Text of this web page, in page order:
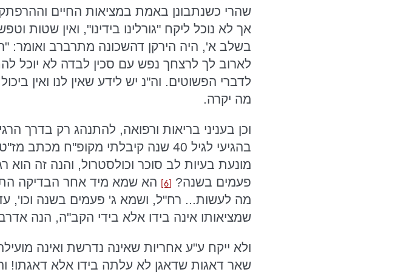
שהרי כשנתבונן באמת במציאות החיים
אך לא נוכל ליקח "גורלינו בידינו", ואין שטות
בשלב א', היה הירקן דהשכונה מתרברב ואומר:
לארוב לך לרצחך נפש עם סכין לבדה לא יוכל
לדברי הפשוטים. וה"נ יש לידע שאין לנו ואין
מה יקרה.
וכן בעניני בריאות ורפואה, להתנהג רק בדרך
בהגיעי לגיל 40 שנה קיבלתי
מונעת בעיות לב סוכר וכולסטרול, והנה זה
פעמים בשנה?
[6]
הא שמא מיד אחר הבדיקה
מה לעשות... רח"ל, ושמא ג' פעמים בשנה וכו',
שמציאותו אינה בידו אלא בידי הקב"ה, הנה
ולא ייקח ע"ע אחריות שאינה נדרשת ואינה
שאר דאגות שדאגן לא עלתה בידו אלא דאגתו!